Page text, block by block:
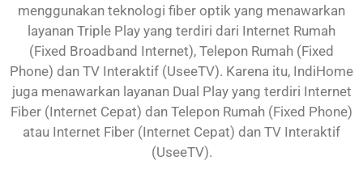
menggunakan teknologi fiber optik yang menawarkan
layanan Triple Play yang terdiri dari Internet Rumah
(Fixed Broadband Internet), Telepon Rumah (Fixed
Phone) dan TV Interaktif (UseeTV). Karena itu, IndiHome
juga menawarkan layanan Dual Play yang terdiri Internet
Fiber (Internet Cepat) dan Telepon Rumah (Fixed Phone)
atau Internet Fiber (Internet Cepat) dan TV Interaktif
(UseeTV).